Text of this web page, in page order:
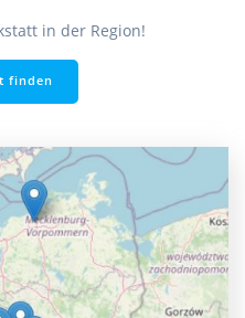
in der Region!
finden